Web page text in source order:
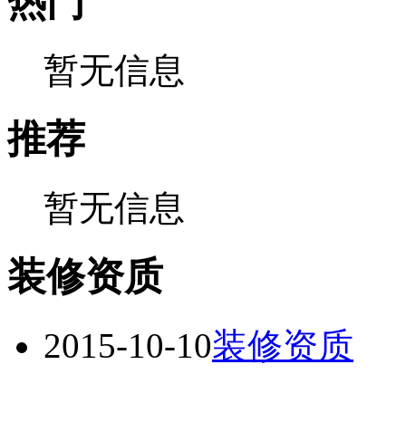
暂无信息
推荐
暂无信息
装修资质
2015-10-10装修资质